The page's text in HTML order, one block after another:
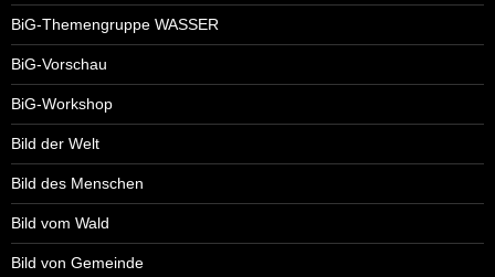
BiG-Themengruppe WASSER
BiG-Vorschau
BiG-Workshop
Bild der Welt
Bild des Menschen
Bild vom Wald
Bild von Gemeinde